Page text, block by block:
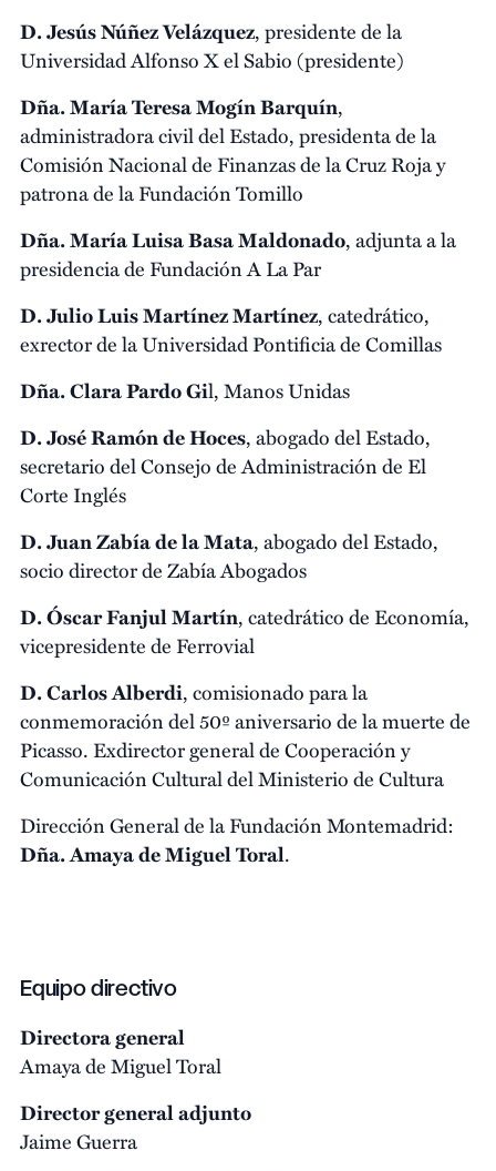
D. Jesús Núñez Velázquez, presidente de la
Universidad Alfonso X el Sabio (presidente)
Dña. María Teresa Mogín Barquín,
administradora civil del Estado, presidenta de la
Comisión Nacional de Finanzas de la Cruz Roja y
patrona de la Fundación Tomillo
Dña. María Luisa Basa Maldonado, adjunta a la
presidencia de Fundación A La Par
D. Julio Luis Martínez Martínez, catedrático,
exrector de la Universidad Pontificia de Comillas
Dña. Clara Pardo Gil, Manos Unidas
D. José Ramón de Hoces, abogado del Estado,
secretario del Consejo de Administración de El
Corte Inglés
D. Juan Zabía de la Mata, abogado del Estado,
socio director de Zabía Abogados
D. Óscar Fanjul Martín, catedrático de Economía,
vicepresidente de Ferrovial
D. Carlos Alberdi, comisionado para la
conmemoración del 50º aniversario de la muerte de
Picasso. Exdirector general de Cooperación y
Comunicación Cultural del Ministerio de Cultura
Dirección General de la Fundación Montemadrid:
Dña. Amaya de MiguelToral.
Equipo directivo
Directora general
Amaya de Miguel Toral
Director general adjunto
Jaime Guerra